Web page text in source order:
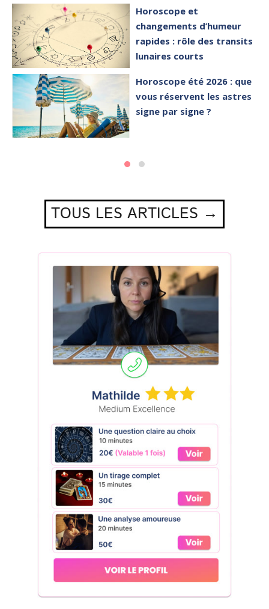
Horoscope et
changements d’humeur
rapides : rôle des transits
lunaires courts
Horoscope été 2026 : que
vous réservent les astres
signe par signe ?
TOUS LES ARTICLES →